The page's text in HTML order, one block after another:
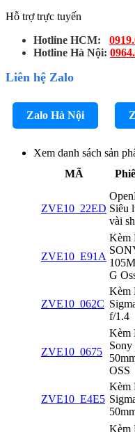
Hỗ trợ trực tuyến
Hotline HCM:
Hotline Hà Nội:
Liên hệ Zalo
Zalo Hà Nội
Xem danh sách sản
MÃ
ZVE10_22ED Siêu
vài
ZVE10_E91A
Kèm
G
ZVE10_062C
Kèm
f/1.4
ZVE10_0675
Kèm
Sony
OSS
ZVE10_E4E5
Kèm
Kèm